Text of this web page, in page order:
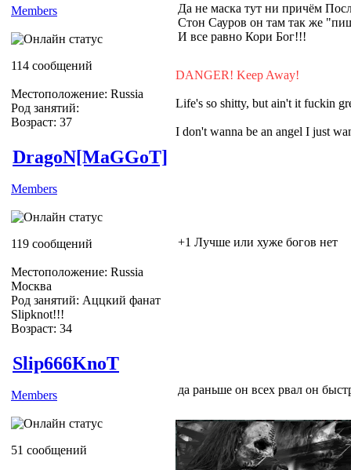
Members
114 сообщений
Местоположение: Russia
Род занятий:
Возраст: 37
Да не маска тут ни причём
Стон Сауров он там так же
И все равно Кори Бог!!!
DANGER! Keep Away!
Life's so shitty, but ain't it fuckin
I don't wanna be an angel I just
DragoN[MaGGoT]
Members
119 сообщений
Местоположение: Russia
Москва
Род занятий: Аццкий фанат
Slipknot!!!
Возраст: 34
+1 Лучше или хуже богов нет
Slip666KnoT
Members
51 сообщений
да раньше он всех рвал он